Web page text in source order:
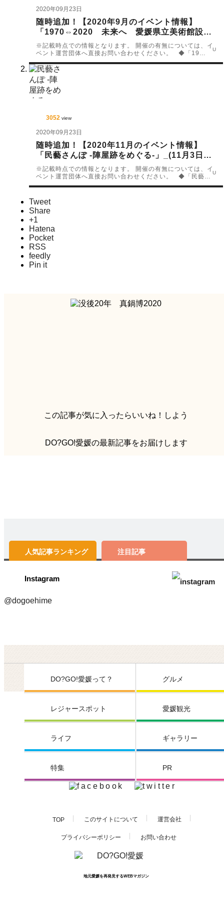
2020年09月23日
随時追加！【2020年9月のイベント情報】
「1970⇔2020 未来へ 愛媛県立美術館設立
50周年記念展」_(9月1日(火))他 多数
※記載時点での情報となります。 開催の有無については、イ
ベント運営団体へ直接お問い合わせください。 ◆「19…
U
3052 view
2020年09月23日
随時追加！【2020年11月のイベント情報】
「民藝さんぽ -陣屋跡をめぐる-」_(11月3日
(火))他 多数
※記載時点での情報となります。 開催の有無については、イ
ベント運営団体へ直接お問い合わせください。 ◆「民藝…
U
Tweet
Share
+1
Hatena
Pocket
RSS
feedly
Pin it
この記事が気に入ったらいいね！しよう
DO?GO!愛媛の最新記事をお届けします
人気記事ランキング 注目記事
Instagram
@dogoehime
DO?GO!愛媛って？ グルメ
レジャースポット 愛媛観光
ライフ ギャラリー
特集 PR
TOP このサイトについて 運営会社
プライバシーポリシー お問い合わせ
地元愛媛を再発見するWEBマガジン